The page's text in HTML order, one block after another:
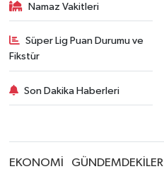
Namaz Vakitleri
Süper Lig Puan Durumu ve
Fikstür
Son Dakika Haberleri
EKONOMİ GÜNDEMDEKİLER